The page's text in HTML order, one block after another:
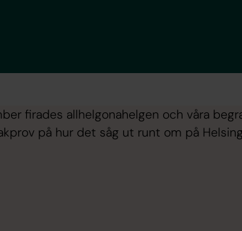
firades allhelgonahelgen och våra
på hur det såg ut runt om på